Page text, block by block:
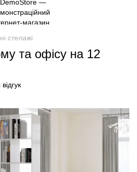
стелажі
та офісу на 12